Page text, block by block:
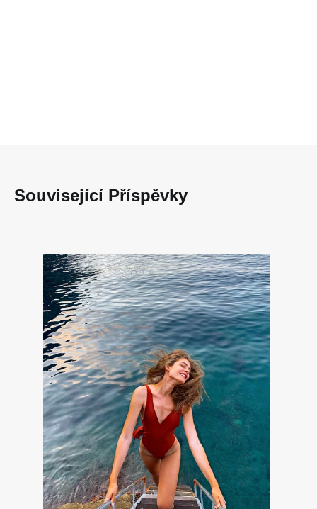
Související Příspěvky